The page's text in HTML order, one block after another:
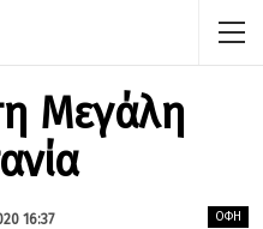
Μεγάλη
ΟΦΗ
16:37